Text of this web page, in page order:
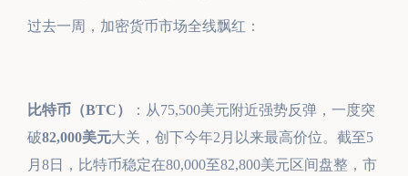
过去一周，加密货币市场全线飘红：
比特币（BTC）
：从75,500美元附近强势反弹，一度突
破82,000美元大关，创下今年2月以来最高价位。截至5
月8日，比特币稳定在80,000至82,800美元区间盘整，市